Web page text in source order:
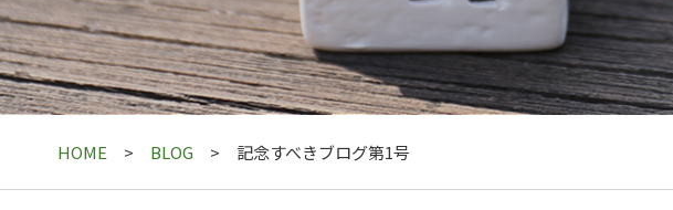
HOME BLOG 記念すべきブログ第1号